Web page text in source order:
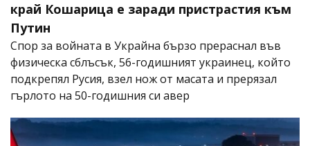
край Кошарица е заради пристрастия към
Путин
Спор за войната в Украйна бързо прераснал във
физическа сблъсък, 56-годишният украинец, който
подкрепял Русия, взел нож от масата и прерязал
гърлото на 50-годишния си авер